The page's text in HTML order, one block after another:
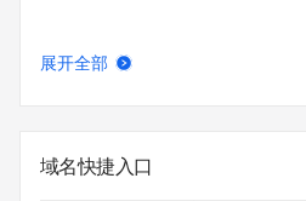
展开全部
域名快捷入口